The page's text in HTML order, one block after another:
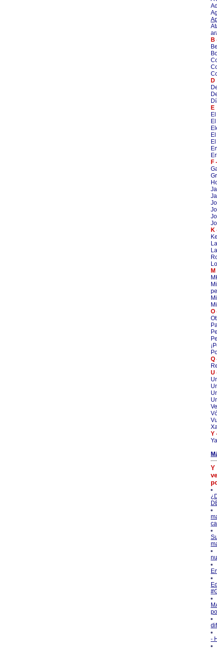
B
D
E
F
K
M
O
Q
U
Y
Y
-